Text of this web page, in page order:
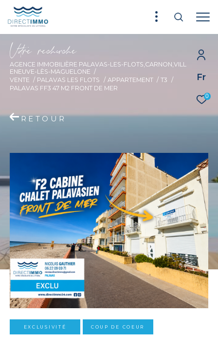
Fr
0
Vore recece
AGENCE IMMOBILIÈRE PALAVAS-LES-FLOTS,CARNON,VILL
ENEUVE-LÈS-MAGUELONE
VENTE
PALAVAS LES FLOTS APPARTEMENT
T3
PALAVAS FF3 47 M2 FRONT DE MER
RETOUR
EXCLUSIVITÉ COUP DE COEUR